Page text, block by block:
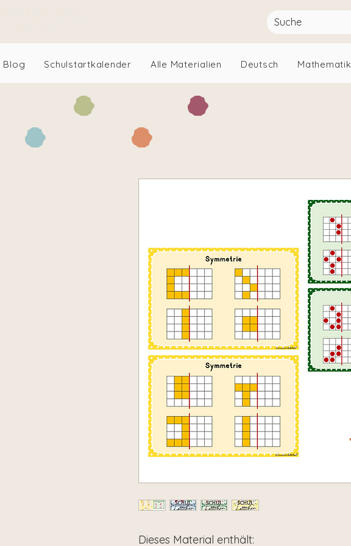
Dieses Material enthält:
Blog Schulstartkalender Alle Materialien Deutsch Mathematik